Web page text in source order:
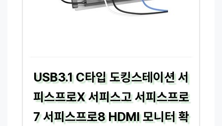
USB3.1 C타입 도킹스테이션 서
피스프로X 서피스고 서피스프로
7 서피스프로8 HDMI 모니터 확